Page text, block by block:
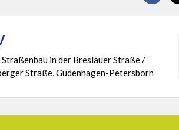
Straßenbau in der Breslauer Straße /
Straße, Gudenhagen-Petersborn